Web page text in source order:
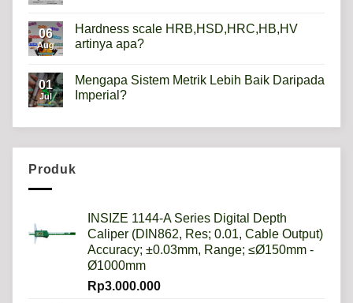
Mikroskop
Metalurgi
Apa
06
Aug
Hardness scale HRB,HSD,HRC,HB,HV
artinya apa?
on
Hardness
scale
01
Jul
Mengapa Sistem Metrik Lebih Baik Daripada
Imperial?
Lebih
Produk
INSIZE 1144-A Series Digital Depth
Caliper (DIN862, Res; 0.01, Cable Output)
Accuracy; ±0.03mm, Range; ≤Ø150mm -
Ø1000mm
Rp3.000.000